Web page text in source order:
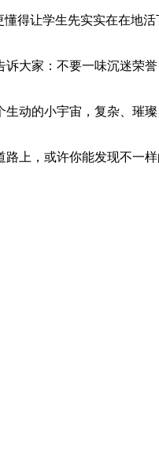
得让学生先实实在在地
大家：不要一味沉迷荣
动的小宇宙，复杂、璀
上，或许你能发现不一